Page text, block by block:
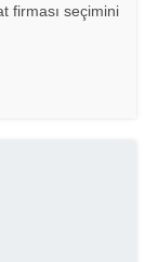
firması seçimini